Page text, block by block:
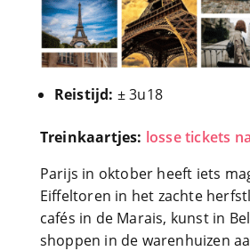
Reistijd: ± 3u18
Treinkaartjes: losse tickets
Parijs in oktober heeft iets
Eiffeltoren in het zachte
cafés in de Marais, kunst in
shoppen in de warenhuizen